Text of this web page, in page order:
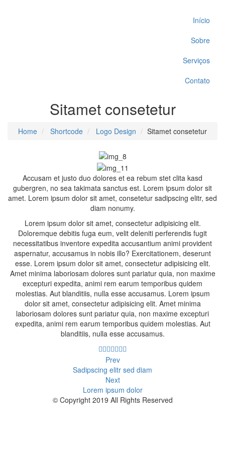
Início
Sobre
Serviços
Contato
Sitamet consetetur
Home Shortcode Logo Design Sitamet consetetur
Accusam et justo duo dolores et ea rebum stet clita kasd
gubergren, no sea takimata sanctus est. Lorem ipsum dolor sit
amet. Lorem ipsum dolor sit amet, consetetur sadipscing elitr, sed
diam nonumy.
Lorem ipsum dolor sit amet, consectetur adipisicing elit.
Doloremque debitis fuga eum, velit deleniti perferendis fugit
necessitatibus inventore expedita accusantium animi provident
aspernatur, accusamus in nobis illo? Exercitationem, deserunt
esse. Lorem ipsum dolor sit amet, consectetur adipisicing elit.
Amet minima laboriosam dolores sunt pariatur quia, non maxime
excepturi expedita, animi rem earum temporibus quidem
molestias. Aut blanditiis, nulla esse accusamus. Lorem ipsum
dolor sit amet, consectetur adipisicing elit. Amet minima
laboriosam dolores sunt pariatur quia, non maxime excepturi
expedita, animi rem earum temporibus quidem molestias. Aut
blanditiis, nulla esse accusamus.
Prev
Sadipscing elitr sed diam
Next
Lorem ipsum dolor
© Copyright 2019 All Rights Reserved